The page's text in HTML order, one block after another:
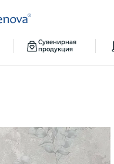
Сувенирная
продукция